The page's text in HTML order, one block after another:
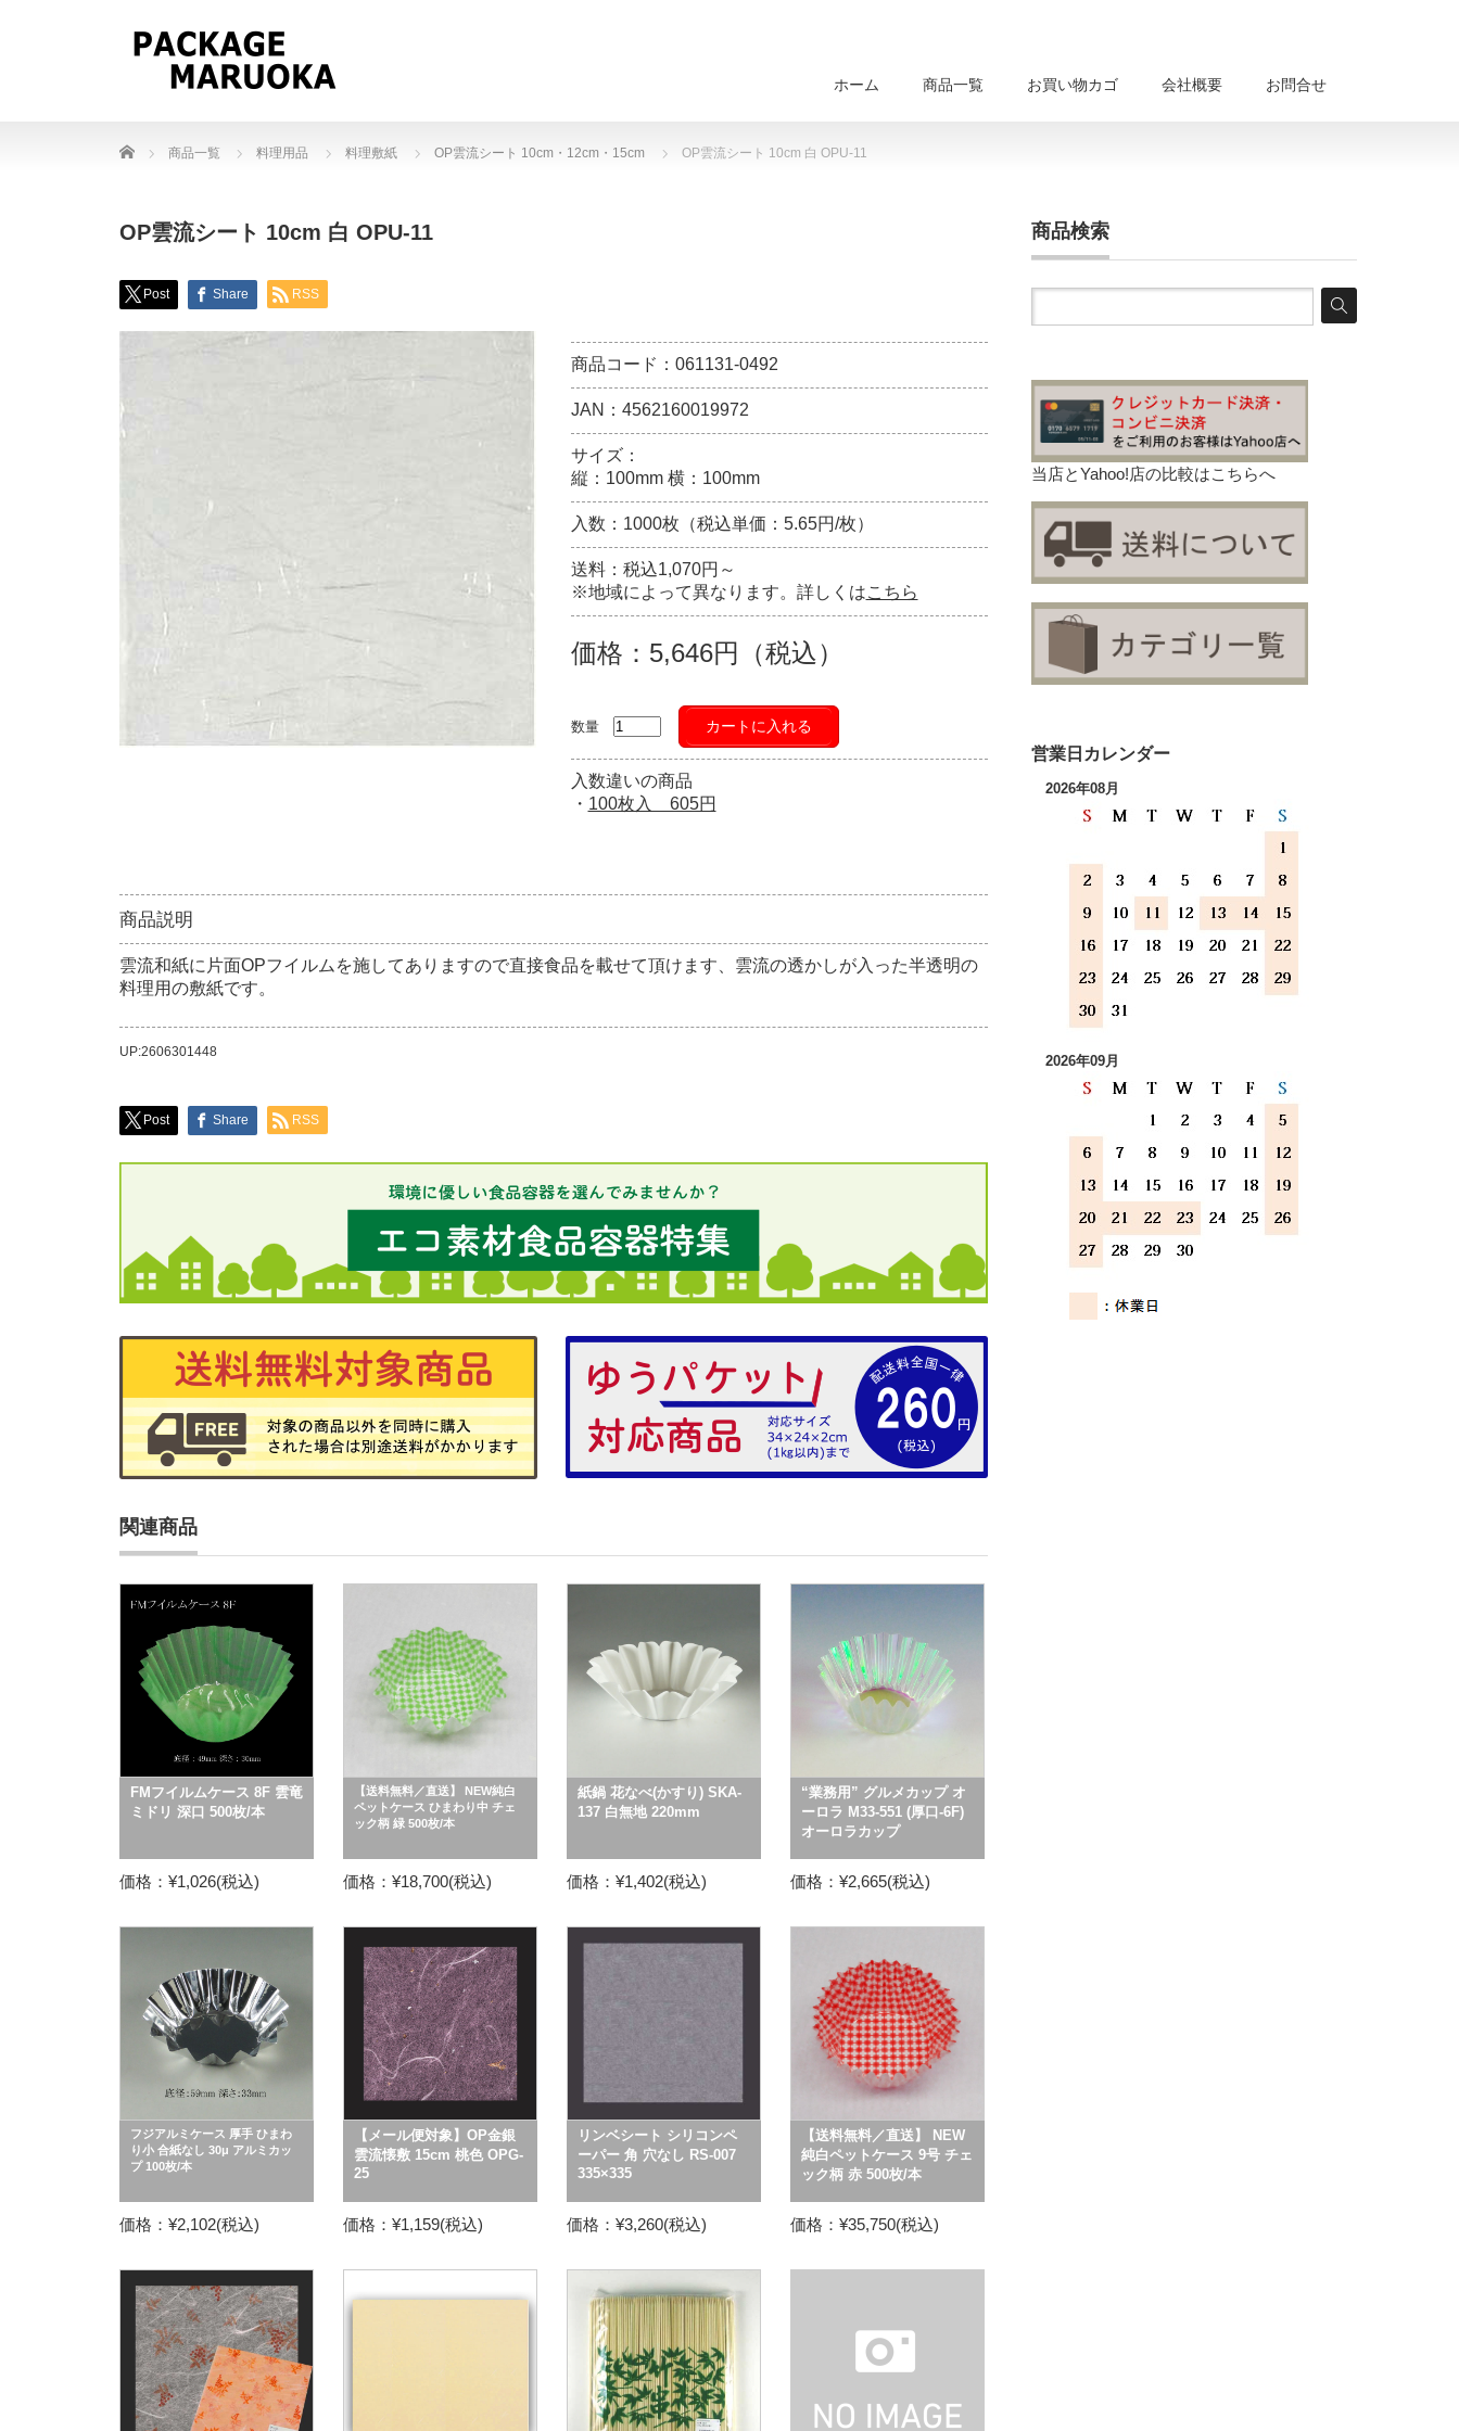
ホーム 商品一覧 お買い物カゴ 会社概要 お問合せ
Home 商品一覧 料理用品 料理敷紙 OP雲流シート 10cm・12cm・15cm OP雲流シート 10cm 白 OPU-11
OP雲流シート 10cm 白 OPU-11
Post Share RSS
商品コード：061131-0492
JAN：4562160019972
サイズ：
縦：100mm 横：100mm
入数：1000枚（税込単価：5.65円/枚）
送料：税込1,070円～
※地域によって異なります。詳しくはこちら
価格：5,646円（税込）
数量 カートに入れる
入数違いの商品
・ 100枚入 605円
商品説明
雲流和紙に片面OPフイルムを施してありますので直接食品を載せて頂けます、雲流の透かしが入った半透明の
料理用の敷紙です。
UP:2606301448
Post Share RSS
関連商品
FMフイルムケース 8F 雲竜
ミドリ 深口 500枚/本
価格：¥1,026(税込)
【送料無料／直送】 NEW純白
ペットケース ひまわり中 チェ
ック柄 緑 500枚/本
価格：¥18,700(税込)
紙鍋 花なべ(かすり) SKA-
137 白無地 220mm
価格：¥1,402(税込)
“業務用” グルメカップ オ
ーロラ M33-551 (厚口-6F)
オーロラカップ
価格：¥2,665(税込)
フジアルミケース 厚手 ひまわ
り小 合紙なし 30μ アルミカッ
プ 100枚/本
価格：¥2,102(税込)
【メール便対象】OP金銀
雲流懐敷 15cm 桃色 OPG-
25
価格：¥1,159(税込)
リンベシート シリコンペ
ーパー 角 穴なし RS-007
335×335
価格：¥3,260(税込)
【送料無料／直送】 NEW
純白ペットケース 9号 チェ
ック柄 赤 500枚/本
価格：¥35,750(税込)
商品検索
当店とYahoo!店の比較はこちらへ
営業日カレンダー
2026年08月
2026年09月